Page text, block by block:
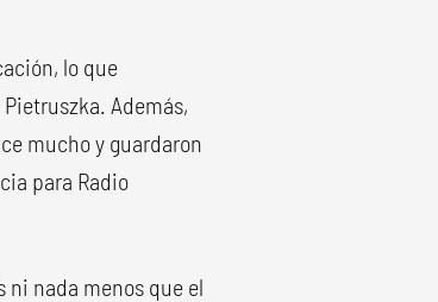
lo que
Además,
mucho y guardaron
para Radio
ni nada menos que el